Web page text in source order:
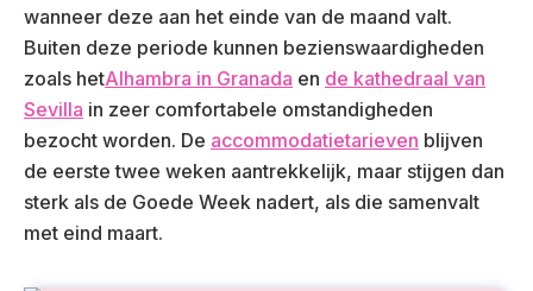
wanneer deze aan het einde van de maand valt.
Buiten deze periode kunnen bezienswaardigheden
zoals hetAlhambra in Granada en de kathedraal van
Sevilla in zeer comfortabele omstandigheden
bezocht worden. De accommodatietarieven blijven
de eerste twee weken aantrekkelijk, maar stijgen dan
sterk als de Goede Week nadert, als die samenvalt
met eind maart.